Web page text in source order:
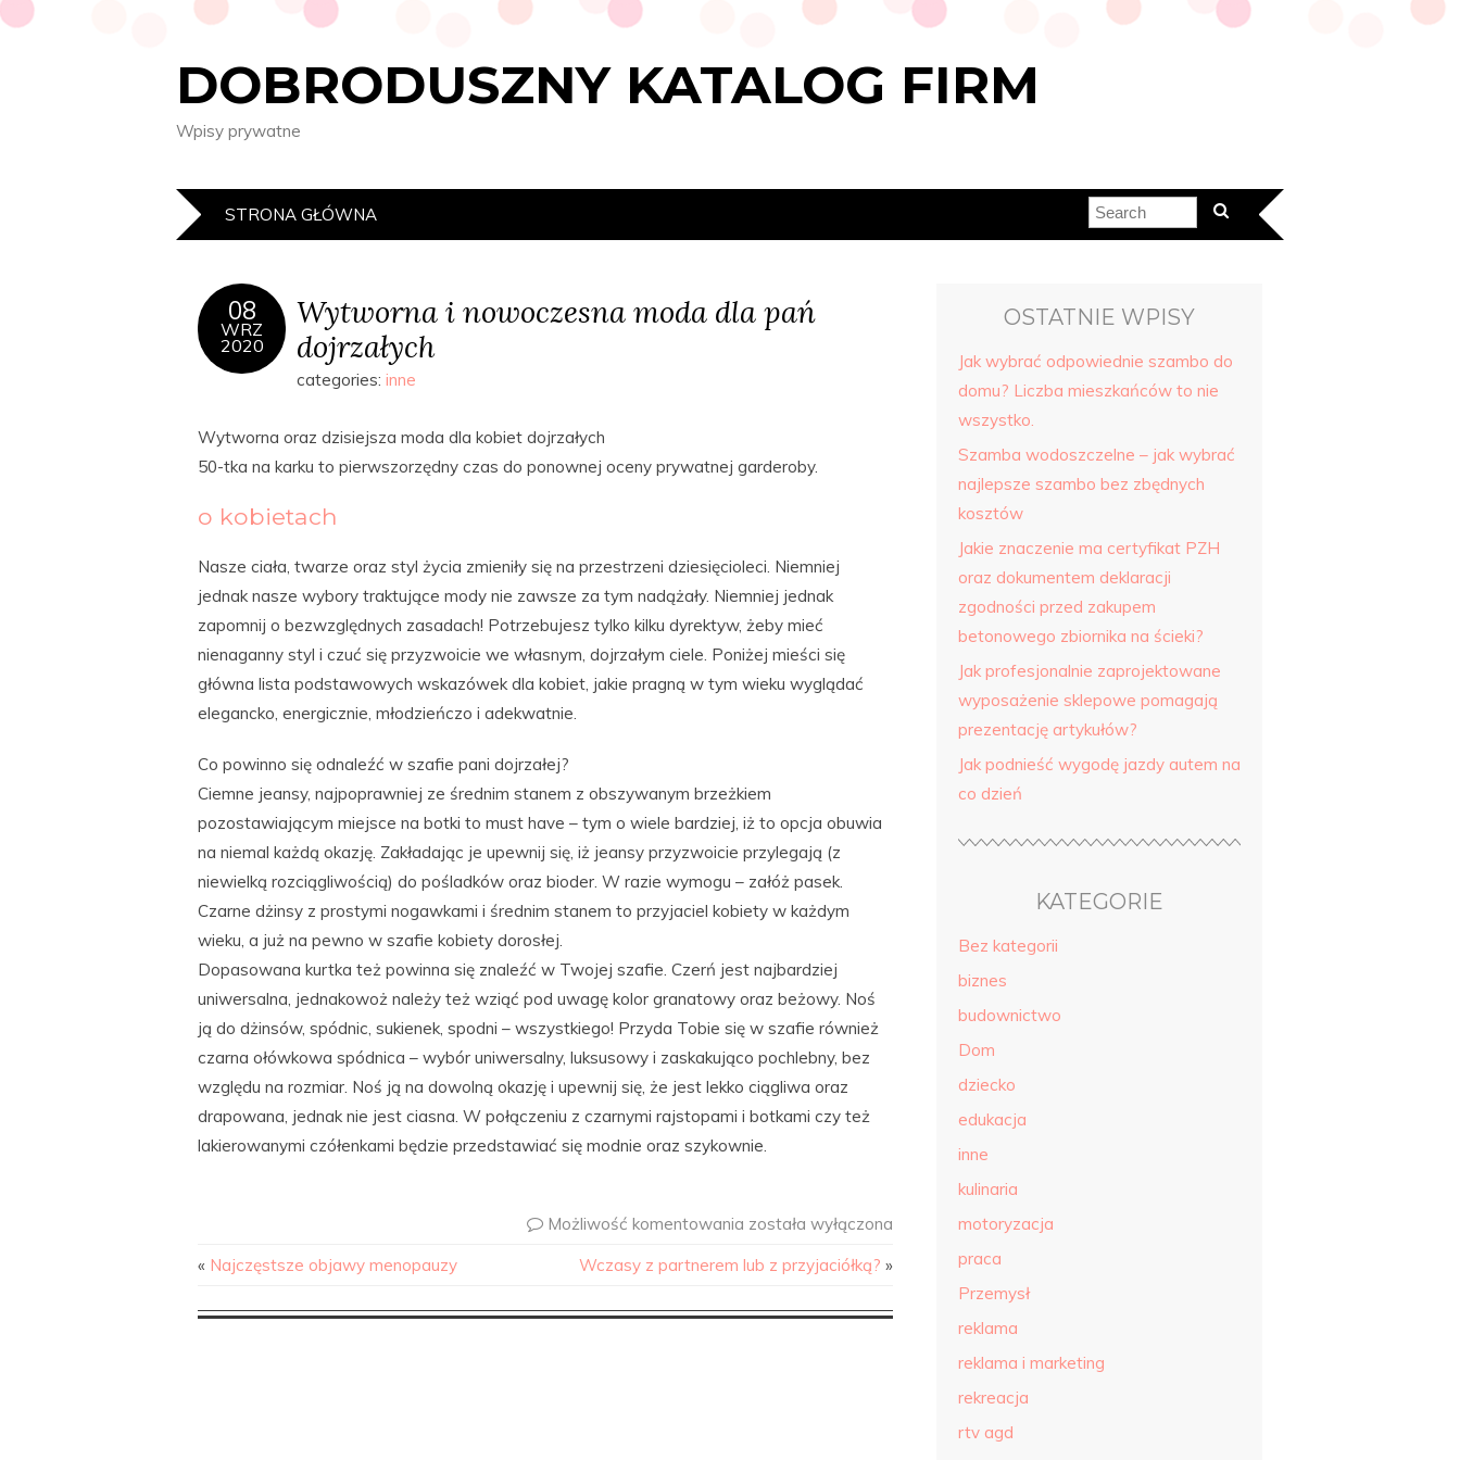
DOBRODUSZNY KATALOG FIRM
Wpisy prywatne
STRONA GŁÓWNA
08
WRZ
2020
Wytworna i nowoczesna moda dla pań
dojrzałych
categories: inne
Wytworna oraz dzisiejsza moda dla kobiet dojrzałych
50-tka na karku to pierwszorzędny czas do ponownej oceny prywatnej garderoby.
o kobietach
Nasze ciała, twarze oraz styl życia zmieniły się na przestrzeni dziesięcioleci. Niemniej
jednak nasze wybory traktujące mody nie zawsze za tym nadążały. Niemniej jednak
zapomnij o bezwzględnych zasadach! Potrzebujesz tylko kilku dyrektyw, żeby mieć
nienaganny styl i czuć się przyzwoicie we własnym, dojrzałym ciele. Poniżej mieści się
główna lista podstawowych wskazówek dla kobiet, jakie pragną w tym wieku wyglądać
elegancko, energicznie, młodzieńczo i adekwatnie.
Co powinno się odnaleźć w szafie pani dojrzałej?
Ciemne jeansy, najpoprawniej ze średnim stanem z obszywanym brzeżkiem
pozostawiającym miejsce na botki to must have – tym o wiele bardziej, iż to opcja obuwia
na niemal każdą okazję. Zakładając je upewnij się, iż jeansy przyzwoicie przylegają (z
niewielką rozciągliwością) do pośladków oraz bioder. W razie wymogu – załóż pasek.
Czarne dżinsy z prostymi nogawkami i średnim stanem to przyjaciel kobiety w każdym
wieku, a już na pewno w szafie kobiety dorosłej.
Dopasowana kurtka też powinna się znaleźć w Twojej szafie. Czerń jest najbardziej
uniwersalna, jednakowoż należy też wziąć pod uwagę kolor granatowy oraz beżowy. Noś
ją do dżinsów, spódnic, sukienek, spodni – wszystkiego! Przyda Tobie się w szafie również
czarna ołówkowa spódnica – wybór uniwersalny, luksusowy i zaskakująco pochlebny, bez
względu na rozmiar. Noś ją na dowolną okazję i upewnij się, że jest lekko ciągliwa oraz
drapowana, jednak nie jest ciasna. W połączeniu z czarnymi rajstopami i botkami czy też
lakierowanymi czółenkami będzie przedstawiać się modnie oraz szykownie.
Możliwość komentowania została wyłączona
« Najczęstsze objawy menopauzy Wczasy z partnerem lub z przyjaciółką? »
OSTATNIE WPISY
Jak wybrać odpowiednie szambo do
domu? Liczba mieszkańców to nie
wszystko.
Szamba wodoszczelne – jak wybrać
najlepsze szambo bez zbędnych
kosztów
Jakie znaczenie ma certyfikat PZH
oraz dokumentem deklaracji
zgodności przed zakupem
betonowego zbiornika na ścieki?
Jak profesjonalnie zaprojektowane
wyposażenie sklepowe pomagają
prezentację artykułów?
Jak podnieść wygodę jazdy autem na
co dzień
KATEGORIE
Bez kategorii
biznes
budownictwo
Dom
dziecko
edukacja
inne
kulinaria
motoryzacja
praca
Przemysł
reklama
reklama i marketing
rekreacja
rtv agd